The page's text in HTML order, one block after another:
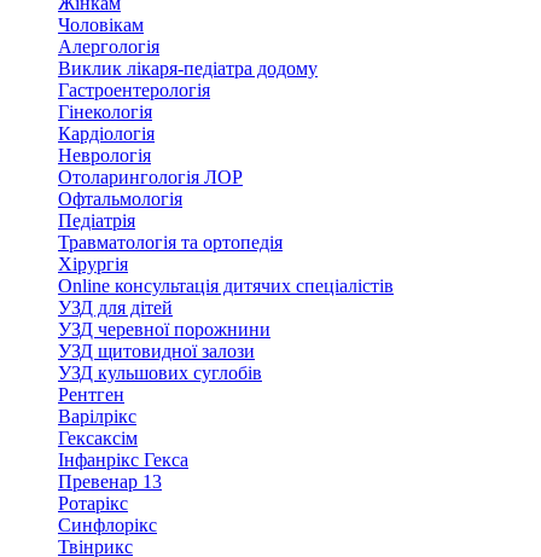
Чоловікам
Алергологія
Виклик лікаря-педіатра додому
Гастроентерологія
Гінекологія
Кардіологія
Неврологія
Отоларингологія ЛОР
Офтальмологія
Педіатрія
Травматологія та ортопедія
Хірургія
Online консультація дитячих спеціалістів
УЗД для дітей
УЗД черевної порожнини
УЗД щитовидної залози
УЗД кульшових суглобів
Рентген
Варілрікс
Гексаксім
Інфанрікс Гекса
Превенар 13
Ротарікс
Синфлорікс
Твінрикс